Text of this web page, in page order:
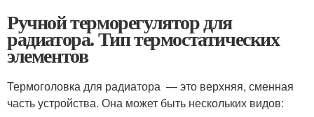
Ручной терморегулятор для
радиатора. Тип термостатических
элементов
Термоголовка для радиатора — это верхняя, сменная
часть устройства. Она может быть нескольких видов: